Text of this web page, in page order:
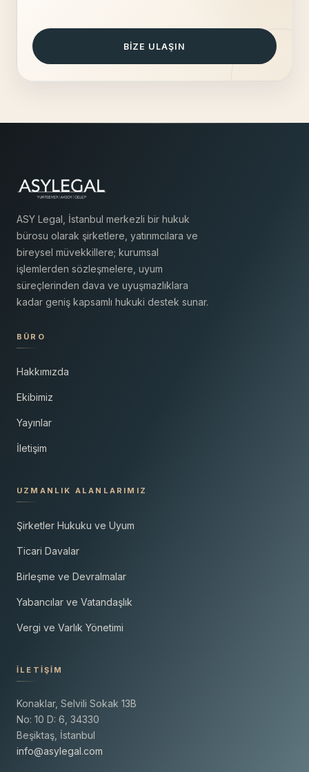
BIZE ULAŞIN
ASY Legal, İstanbul merkezli bir hukuk
bürosu olarak şirketlere, yatırımcılara ve
bireysel müvekkillere; kurumsal
işlemlerden sözleşmelere, uyum
süreçlerinden dava ve uyuşmazlıklara
kadar geniş kapsamlı hukuki destek sunar.
BÜRO
Hakkımızda
Ekibimiz
Yayınlar
İletişim
UZMANLIK ALANLARIMIZ
Şirketler Hukuku ve Uyum
Ticari Davalar
Birleşme ve Devralmalar
Yabancılar ve Vatandaşlık
Vergi ve Varlık Yönetimi
İLETIŞIM
Konaklar, Selvili Sokak 13B
No: 10 D: 6, 34330
Beşiktaş, İstanbul
info@asylegal.com